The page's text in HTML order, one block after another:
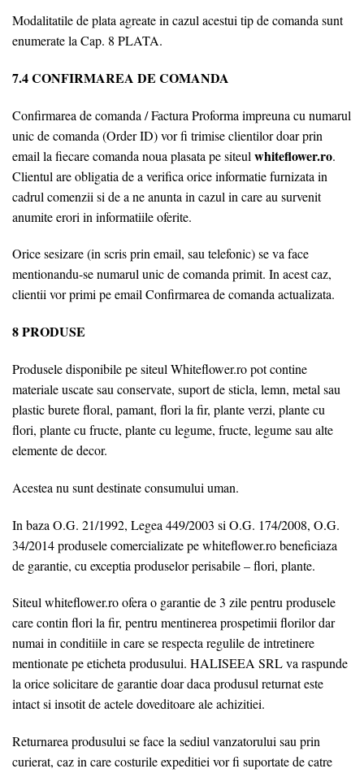
Modalitatile de plata agreate in cazul acestui tip de comanda sunt
enumerate la Cap. 8 PLATA.
7.4 CONFIRMAREA DE COMANDA
Confirmarea de comanda / Factura Proforma impreuna cu numarul
unic de comanda (Order ID) vor fi trimise clientilor doar prin
email la fiecare comanda noua plasata pe siteul whiteflower.ro.
Clientul are obligatia de a verifica orice informatie furnizata in
cadrul comenzii si de a ne anunta in cazul in care au survenit
anumite erori in informatiile oferite.
Orice sesizare (in scris prin email, sau telefonic) se va face
mentionandu-se numarul unic de comanda primit. In acest caz,
clientii vor primi pe email Confirmarea de comanda actualizata.
8 PRODUSE
Produsele disponibile pe siteul Whiteflower.ro pot contine
materiale uscate sau conservate, suport de sticla, lemn, metal sau
plastic burete floral, pamant, flori la fir, plante verzi, plante cu
flori, plante cu fructe, plante cu legume, fructe, legume sau alte
elemente de decor.
Acestea nu sunt destinate consumului uman.
In baza O.G. 21/1992, Legea 449/2003 si O.G. 174/2008, O.G.
34/2014 produsele comercializate pe whiteflower.ro beneficiaza
de garantie, cu exceptia produselor perisabile – flori, plante.
Siteul whiteflower.ro ofera o garantie de 3 zile pentru produsele
care contin flori la fir, pentru mentinerea prospetimii florilor dar
numai in conditiile in care se respecta regulile de intretinere
mentionate pe eticheta produsului. HALISEEA SRL va raspunde
la orice solicitare de garantie doar daca produsul returnat este
intact si insotit de actele doveditoare ale achizitiei.
Returnarea produsului se face la sediul vanzatorului sau prin
curierat, caz in care costurile expeditiei vor fi suportate de catre